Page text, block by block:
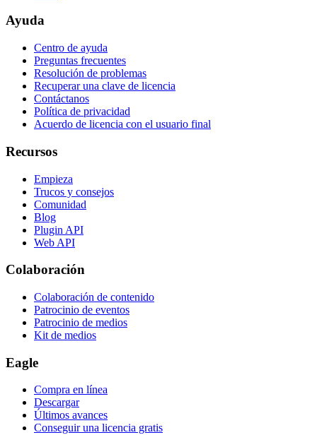
Ayuda
Centro de ayuda
Preguntas frecuentes
Resolución de problemas
Recuperar una clave de licencia
Contáctanos
Política de privacidad
Acuerdo de licencia con el usuario final
Recursos
Empieza
Trucos y consejos
Comunidad
Blog
Plugin API
Web API
Colaboración
Colaboración de contenido
Patrocinio de eventos
Patrocinio de medios
Kit de medios
Eagle
Compra en línea
Descargar
Últimos avances
Conseguir una licencia gratis